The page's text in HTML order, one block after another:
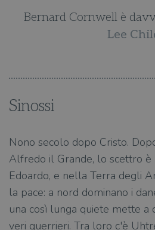
Bernard Cornwell è
Lee
Sinossi
Nono secolo dopo Cristo.
Alfredo il Grande, lo scettro è
Edoardo, e nella Terra degli
la pace: a nord dominano i
una così lunga quiete mette a
veri guerrieri. Tra loro c'è